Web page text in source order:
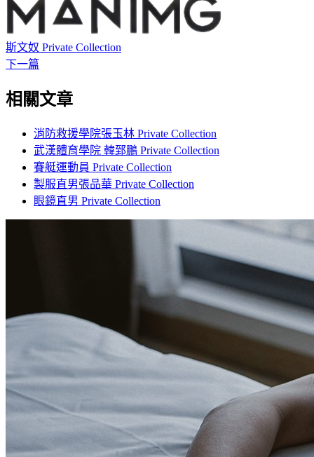
斯文奴 Private Collection
下一篇
相關文章
消防救援學院張玉林 Private Collection
武漢體育學院 韓郅鵬 Private Collection
賽艇運動員 Private Collection
製服直男張品華 Private Collection
眼鏡直男 Private Collection